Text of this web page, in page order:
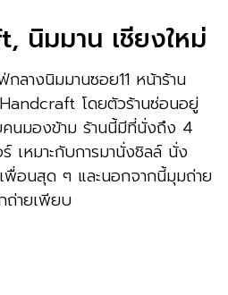
นิมมาน เชียงใหม่
ลางนิมมานซอย11 หน้าร้าน
โดยตัวร้านซ่อนอยู่
นมองข้าม ร้านนี้มีที่นั่งถึง 4
เหมาะกับการมานั่งชิลล์ นั่ง
อนสุด ๆ และนอกจากนี้มุมถ่าย
ถ่ายเพียบ